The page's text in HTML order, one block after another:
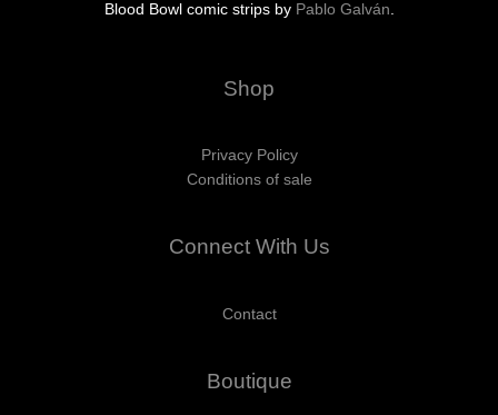
Blood Bowl comic strips by Pablo Galván.
Shop
Privacy Policy
Conditions of sale
Connect With Us
Contact
Boutique